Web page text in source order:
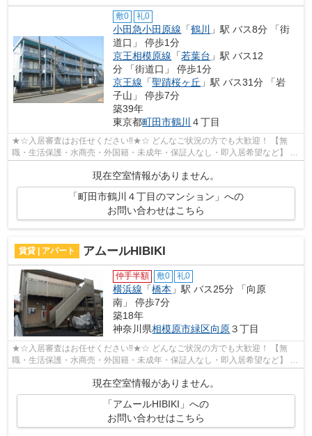
敷0 礼0
小田急小田原線 「鶴川
」駅 バス8分 「街
道口」 停歩1分
京王相模原線 「若葉台 」駅 バス12
分 「街道口」 停歩1分
京王線 「聖蹟桜ヶ丘 」駅 バス31分 「岩
子山」 停歩7分
築39年
東京都町田市鶴川 ４丁目
★☆入居審査はお任せください‼★☆ どんなご状況の方でも大歓迎！ 【無
職・生活保護・水商売・外国籍・未成年・保証人なし・即入居希望など】 ネ
現在空室情報がありません。
「町田市鶴川４丁目のマンション」への
お問い合わせはこちら
賃貸 | アパート アムールHIBIKI
仲手半額 敷0 礼0
横浜線 「橋本 」駅 バス25分 「向原
南」 停歩7分
築18年
神奈川県相模原市緑区向原３丁目
★☆入居審査はお任せください‼★☆ どんなご状況の方でも大歓迎！ 【無
職・生活保護・水商売・外国籍・未成年・保証人なし・即入居希望など】 ネ
ット非公開の物件からもお探し致します‼ ...
現在空室情報がありません。
「アムールHIBIKI」への
お問い合わせはこちら